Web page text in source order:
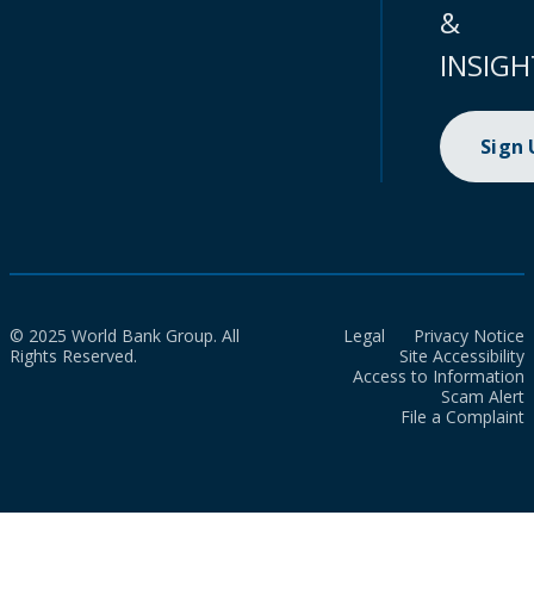
&
Sign
© 2025 World Bank Group. All
Rights Reserved.
Legal
Privacy Notice
Site Accessibility
Access to Information
Scam Alert
File a Complaint